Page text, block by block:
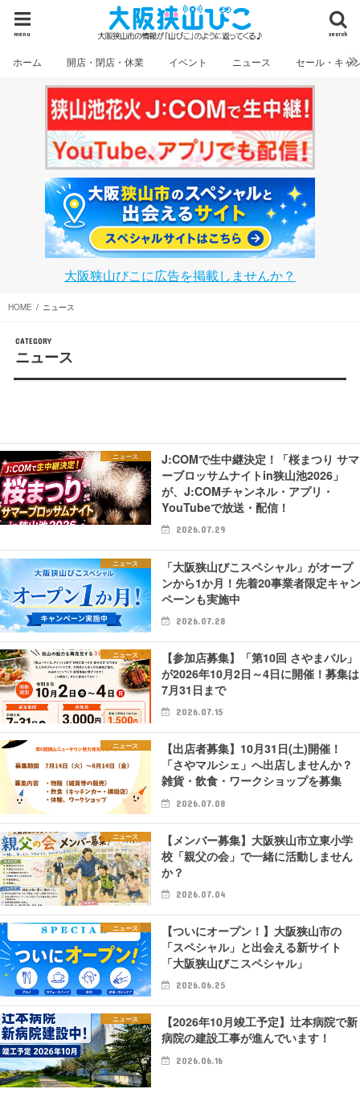
search
menu
ホーム 開店・閉店・休業 イベント ニュース セール・キャ
大阪狭山びこに広告を掲載しませんか？
HOME ニュース
CATEGORY
ニュース
ニュース
J:COMで生中継決定！「桜まつり サマ
ーブロッサムナイトin狭山池2026」
が、J:COMチャンネル・アプリ・
YouTubeで放送・配信！
2026.07.29
ニュース
「大阪狭山びこスペシャル」がオープ
ンから1か月！先着20事業者限定キャ
ペーンも実施中
2026.07.28
ニュース
【参加店募集】「第10回 さやまバル」
が2026年10月2日～4日に開催！募集は
7月31日まで
2026.07.15
ニュース
【出店者募集】10月31日(土)開催！
「さやマルシェ」へ出店しませんか？
雑貨・飲食・ワークショップを募集
2026.07.08
ニュース
【メンバー募集】大阪狭山市立東小学
校「親父の会」で一緒に活動しません
か？
2026.07.04
ニュース
【ついにオープン！】大阪狭山市の
「スペシャル」と出会える新サイト
「大阪狭山びこスペシャル」
2026.06.25
ニュース
【2026年10月竣工予定】辻本病院で新
病院の建設工事が進んでいます！
2026.06.16